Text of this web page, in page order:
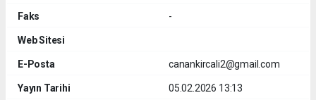
Faks -
Web Sitesi
E-Posta canankircali2@gmail.com
Yayın Tarihi 05.02.2026 13:13